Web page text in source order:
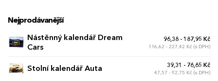
Nejprodávanější
Nástěnný kalendář Dream
Cars
96,38 - 187,95 Kč
116,62 - 227,42 Kč (s DPH)
Stolní kalendář Auta 39,31 - 76,65 Kč
47,57 - 92,75 Kč (s DPH)